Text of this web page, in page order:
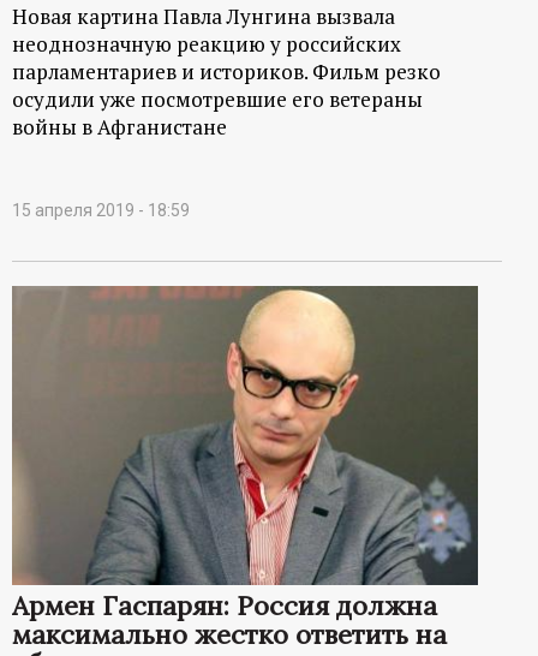
Новая картина Павла Лунгина вызвала
неоднозначную реакцию у российских
парламентариев и историков. Фильм резко
осудили уже посмотревшие его ветераны
войны в Афганистане
15 апреля 2019 - 18:59
Армен Гаспарян: Россия должна
максимально жестко ответить на